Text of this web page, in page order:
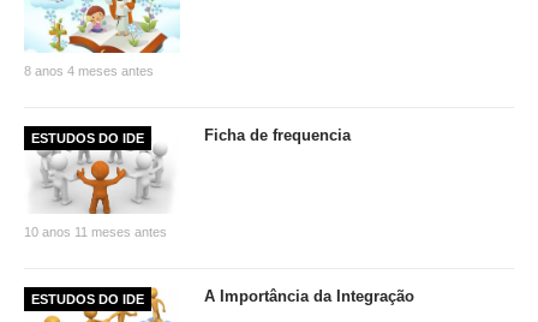
8 anos 4 meses antes
ESTUDOS DO IDE
10 anos 11 meses antes
Ficha de frequencia
ESTUDOS DO IDE A Importância da Integração